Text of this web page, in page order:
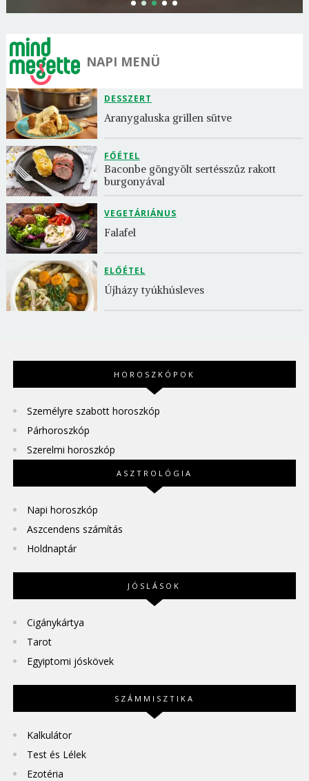
NAPI MENÜ
DESSZERT
Aranygaluska grillen sütve
FŐÉTEL
Baconbe göngyölt sertésszűz rakott
burgonyával
VEGETÁRIÁNUS
Falafel
ELŐÉTEL
Újházy tyúkhúsleves
HOROSZKÓPOK
Személyre szabott horoszkóp
Párhoroszkóp
Szerelmi horoszkóp
ASZTROLÓGIA
Napi horoszkóp
Aszcendens számítás
Holdnaptár
JÓSLÁSOK
Cigánykártya
Tarot
Egyiptomi jóskövek
SZÁMMISZTIKA
Kalkulátor
Test és Lélek
Ezotéria